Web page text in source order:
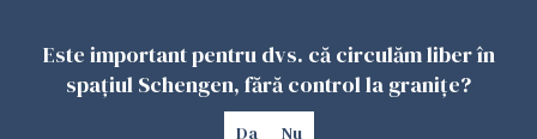
Politica de
confidențialitate
Politica
Cookies
Gestionați
Contact
Declarație de
accesibilitate
Este important pentru dvs. că circulăm liber în
spațiul Schengen, fără control la granițe?
Da Nu